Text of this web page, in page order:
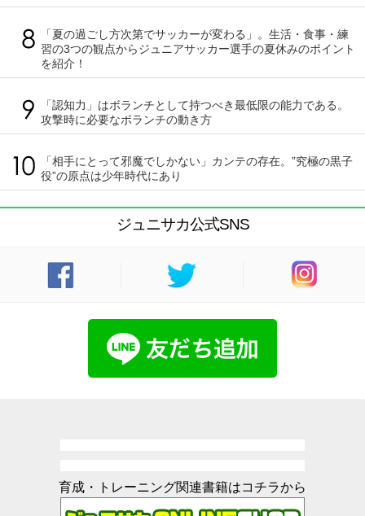
「夏の過ごし方次第でサッカーが変わる」。生活・食事・練
習の3つの観点からジュニアサッカー選手の夏休みのポイント
を紹介！
「認知力」はボランチとして持つべき最低限の能力である。
攻撃時に必要なボランチの動き方
「相手にとって邪魔でしかない」カンテの存在。”究極の黒子
役”の原点は少年時代にあり
ジュニサカ公式SNS
育成・トレーニング関連書籍はコチラから